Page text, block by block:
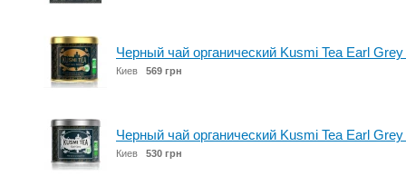
Черный чай органический Kusmi Tea Earl
Киев 569 грн
Черный чай органический Kusmi Tea Earl
Киев 530 грн